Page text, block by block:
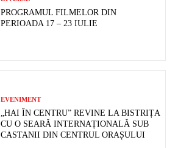
PROGRAMUL FILMELOR DIN
PERIOADA 17 – 23 IULIE
EVENIMENT
„HAI ÎN CENTRU” REVINE LA BISTRIȚA
CU O SEARĂ INTERNAȚIONALĂ SUB
CASTANII DIN CENTRUL ORAȘULUI